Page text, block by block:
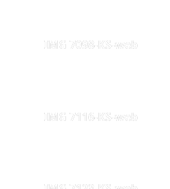
IMG 7098-KS-web
IMG 7116-KS-web